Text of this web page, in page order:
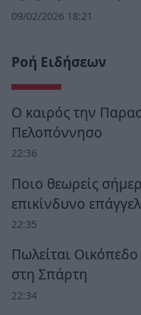
09/02/2026 18:21
Ροή Ειδήσεων
Ο καιρός την
Πελοπόννησο
22:36
Ποιο θεωρείς
επικίνδυνο
22:35
Πωλείται
στη Σπάρτη
22:34